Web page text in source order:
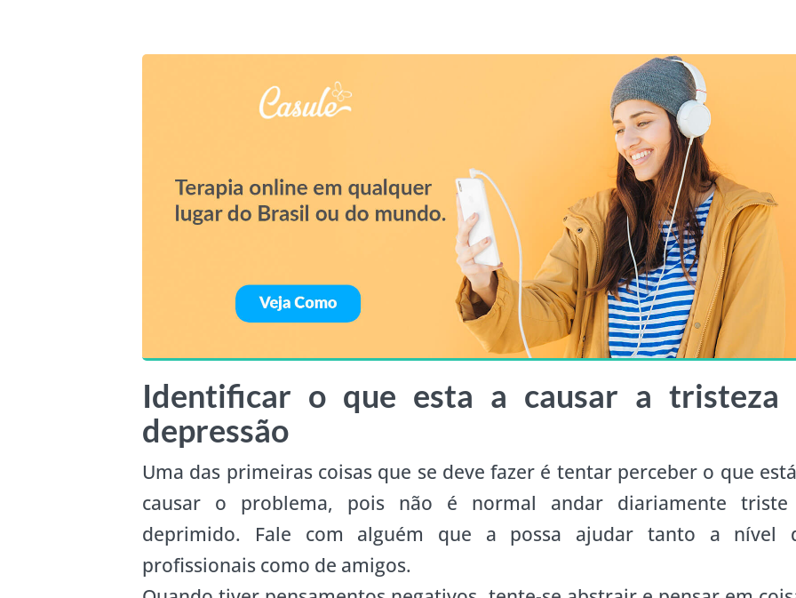
Identificar o que esta a causar a tristeza
depressão
Uma das primeiras coisas que se deve fazer é tentar perceber o que
causar o problema, pois não é normal andar diariamente
deprimido. Fale com alguém que a possa ajudar tanto a nível
profissionais como de amigos.